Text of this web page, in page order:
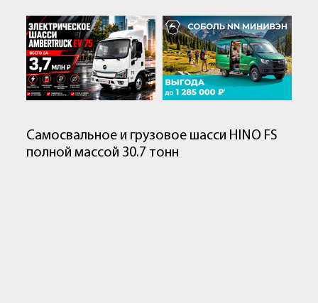
Самосвальное и грузовое шасси HINO FS
полной массой 30.7 тонн